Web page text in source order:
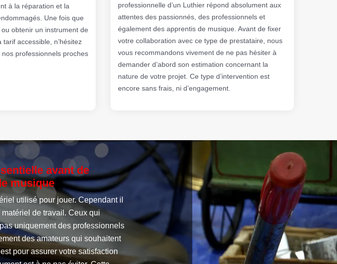
à la réparation et la
Une fois que
obtenir un instrument de
accessible, n’hésitez
professionnels proches
professionnelle d’un Luthier répond absolument aux
attentes des passionnés, des professionnels et
également des apprentis de musique. Avant de fixer
votre collaboration avec ce type de prestataire, nous
vous recommandons vivement de ne pas hésiter à
demander d’abord son estimation concernant la
nature de votre projet. Ce type d’intervention est
encore sans frais, ni d’engagement.
avant de
musique
utilisé pour jouer. Cependant il
de travail. Ceux qui
uniquement des professionnels
des amateurs qui souhaitent
pour assurer votre satisfaction